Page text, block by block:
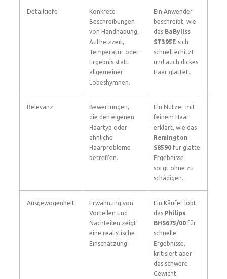
Detailtiefe
Konkrete
Beschreibungen
von Handhabung,
Aufheizzeit,
Temperatur oder
Ergebnis statt
allgemeiner
Lobeshymnen.
Ein Anwender
beschreibt, wie
das BaByliss
ST395E sich
schnell erhitzt
und auch dickes
Haar glättet.
Relevanz
Bewertungen,
die den eigenen
Haartyp oder
ähnliche
Haarprobleme
betreffen.
Ein Nutzer mit
feinem Haar
erklärt, wie das
Remington
S8590 für glatte
Ergebnisse
sorgt ohne zu
schädigen.
Ausgewogenheit
Erwähnung von
Vorteilen und
Nachteilen zeigt
eine realistische
Einschätzung.
Ein Käufer lobt
das Philips
BHS675/00 für
schnelle
Ergebnisse,
kritisiert aber
das schwere
Gewicht.